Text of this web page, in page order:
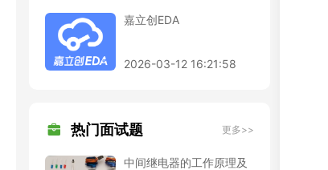
嘉立创EDA
2026-03-12 16:21:58
热门面试题 更多>>
中间继电器的工作原理及